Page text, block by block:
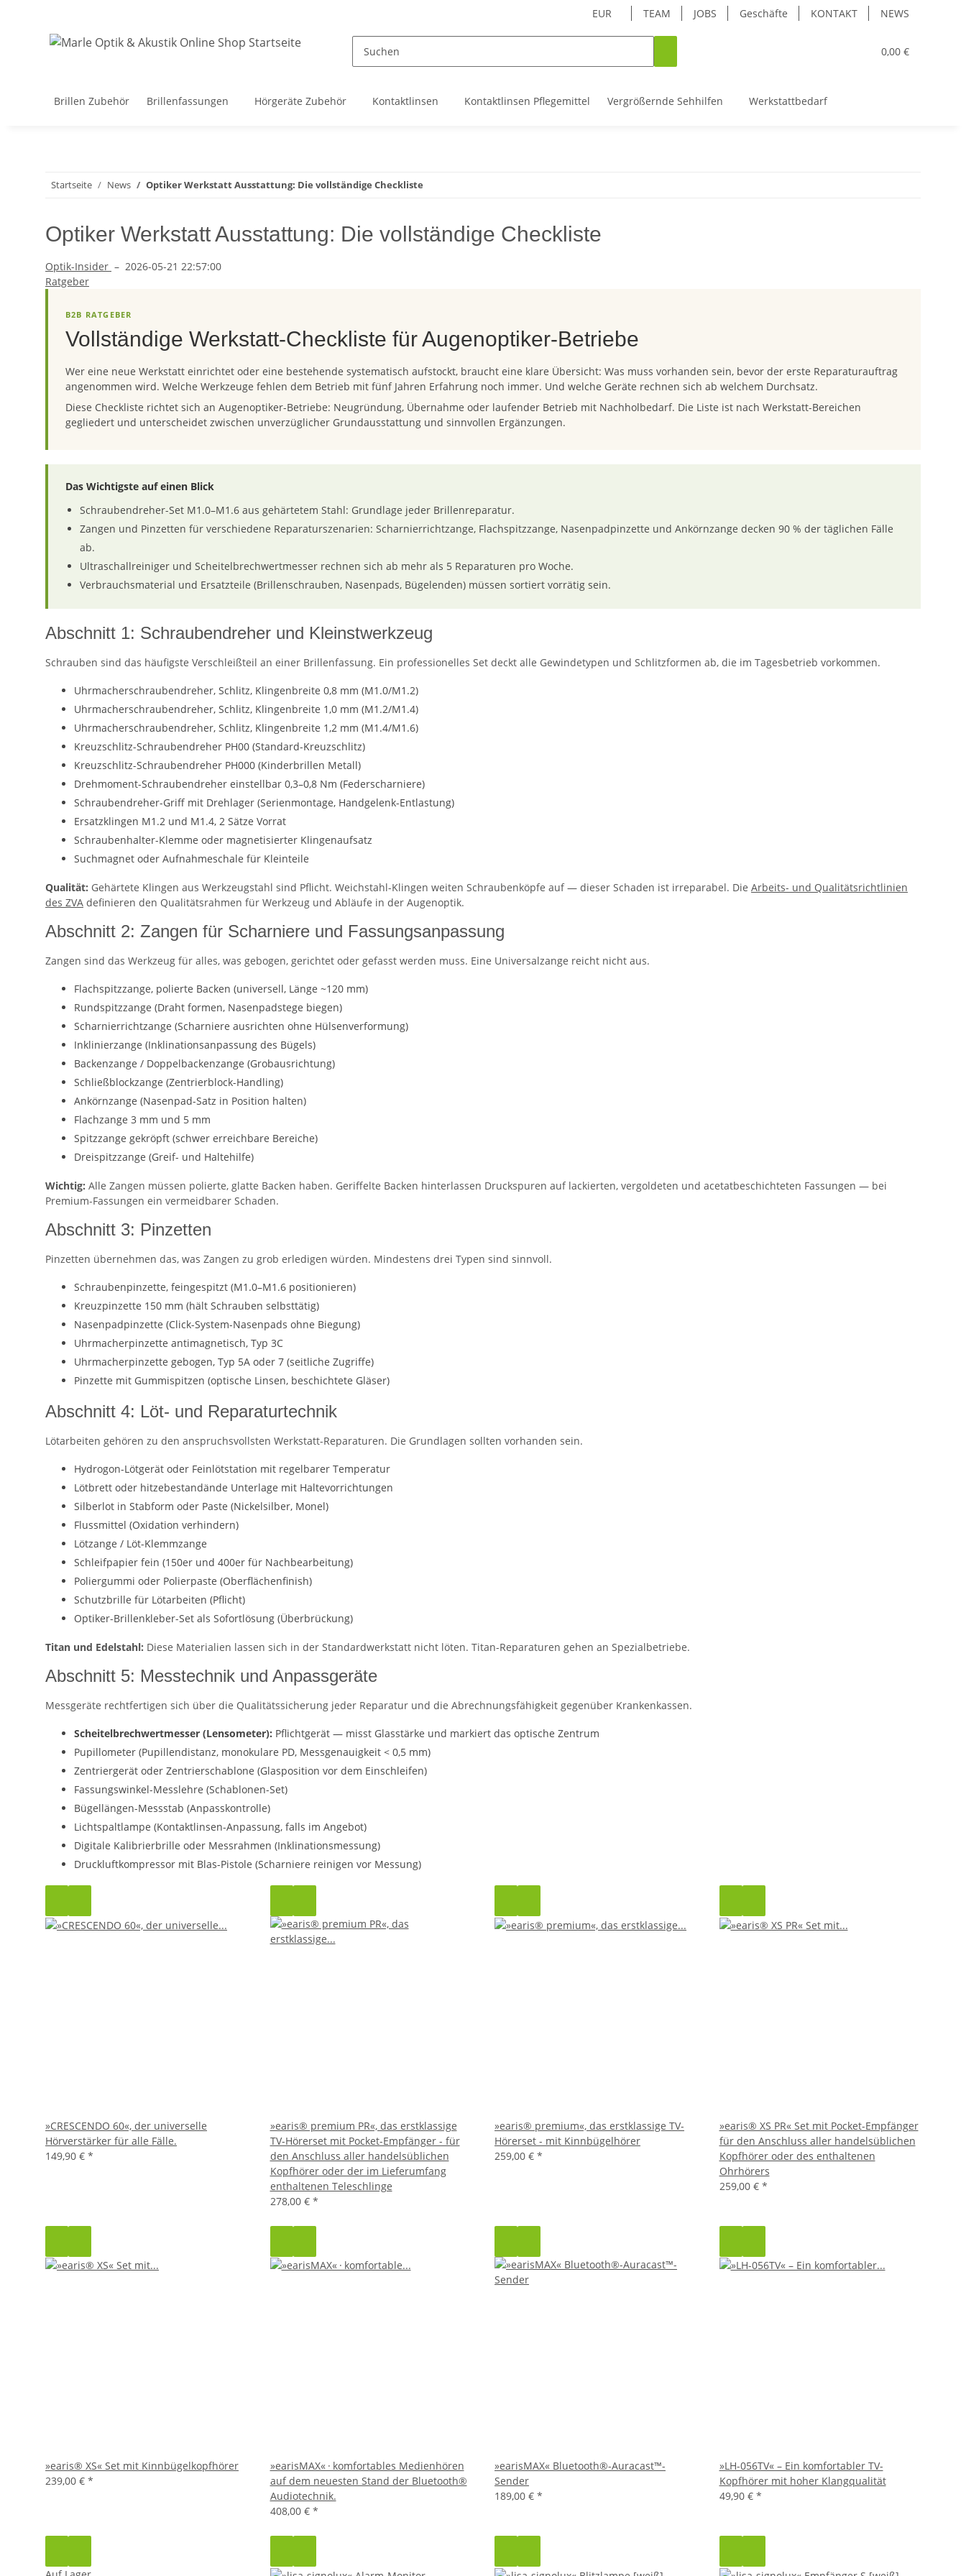
EUR TEAM JOBS Geschäfte KONTAKT NEWS
0,00 €
Brillen Zubehör Brillenfassungen Hörgeräte Zubehör Kontaktlinsen Kontaktlinsen Pflegemittel Vergrößernde Sehhilfen Werkstattbedarf
Startseite News Optiker Werkstatt Ausstattung: Die vollständige Checkliste
Optiker Werkstatt Ausstattung: Die vollständige Checkliste
Optik-Insider – 2026-05-21 22:57:00
Ratgeber
B2B RATGEBER
Vollständige Werkstatt-Checkliste für Augenoptiker-Betriebe
Wer eine neue Werkstatt einrichtet oder eine bestehende systematisch aufstockt, braucht eine klare Übersicht: Was muss vorhanden sein, bevor der erste Reparaturauftrag
angenommen wird. Welche Werkzeuge fehlen dem Betrieb mit fünf Jahren Erfahrung noch immer. Und welche Geräte rechnen sich ab welchem Durchsatz.
Diese Checkliste richtet sich an Augenoptiker-Betriebe: Neugründung, Übernahme oder laufender Betrieb mit Nachholbedarf. Die Liste ist nach Werkstatt-Bereichen
gegliedert und unterscheidet zwischen unverzüglicher Grundausstattung und sinnvollen Ergänzungen.
Das Wichtigste auf einen Blick
Schraubendreher-Set M1.0–M1.6 aus gehärtetem Stahl: Grundlage jeder Brillenreparatur.
Zangen und Pinzetten für verschiedene Reparaturszenarien: Scharnierrichtzange, Flachspitzzange, Nasenpadpinzette und Ankörnzange decken 90 % der täglichen Fälle
ab.
Ultraschallreiniger und Scheitelbrechwertmesser rechnen sich ab mehr als 5 Reparaturen pro Woche.
Verbrauchsmaterial und Ersatzteile (Brillenschrauben, Nasenpads, Bügelenden) müssen sortiert vorrätig sein.
Abschnitt 1: Schraubendreher und Kleinstwerkzeug
Schrauben sind das häufigste Verschleißteil an einer Brillenfassung. Ein professionelles Set deckt alle Gewindetypen und Schlitzformen ab, die im Tagesbetrieb vorkommen.
Uhrmacherschraubendreher, Schlitz, Klingenbreite 0,8 mm (M1.0/M1.2)
Uhrmacherschraubendreher, Schlitz, Klingenbreite 1,0 mm (M1.2/M1.4)
Uhrmacherschraubendreher, Schlitz, Klingenbreite 1,2 mm (M1.4/M1.6)
Kreuzschlitz-Schraubendreher PH00 (Standard-Kreuzschlitz)
Kreuzschlitz-Schraubendreher PH000 (Kinderbrillen Metall)
Drehmoment-Schraubendreher einstellbar 0,3–0,8 Nm (Federscharniere)
Schraubendreher-Griff mit Drehlager (Serienmontage, Handgelenk-Entlastung)
Ersatzklingen M1.2 und M1.4, 2 Sätze Vorrat
Schraubenhalter-Klemme oder magnetisierter Klingenaufsatz
Suchmagnet oder Aufnahmeschale für Kleinteile
Qualität: Gehärtete Klingen aus Werkzeugstahl sind Pflicht. Weichstahl-Klingen weiten Schraubenköpfe auf — dieser Schaden ist irreparabel. Die Arbeits- und Qualitätsrichtlinien
des ZVA definieren den Qualitätsrahmen für Werkzeug und Abläufe in der Augenoptik.
Abschnitt 2: Zangen für Scharniere und Fassungsanpassung
Zangen sind das Werkzeug für alles, was gebogen, gerichtet oder gefasst werden muss. Eine Universalzange reicht nicht aus.
Flachspitzzange, polierte Backen (universell, Länge ~120 mm)
Rundspitzzange (Draht formen, Nasenpadstege biegen)
Scharnierrichtzange (Scharniere ausrichten ohne Hülsenverformung)
Inklinierzange (Inklinationsanpassung des Bügels)
Backenzange / Doppelbackenzange (Grobausrichtung)
Schließblockzange (Zentrierblock-Handling)
Ankörnzange (Nasenpad-Satz in Position halten)
Flachzange 3 mm und 5 mm
Spitzzange gekröpft (schwer erreichbare Bereiche)
Dreispitzzange (Greif- und Haltehilfe)
Wichtig: Alle Zangen müssen polierte, glatte Backen haben. Geriffelte Backen hinterlassen Druckspuren auf lackierten, vergoldeten und acetatbeschichteten Fassungen — bei
Premium-Fassungen ein vermeidbarer Schaden.
Abschnitt 3: Pinzetten
Pinzetten übernehmen das, was Zangen zu grob erledigen würden. Mindestens drei Typen sind sinnvoll.
Schraubenpinzette, feingespitzt (M1.0–M1.6 positionieren)
Kreuzpinzette 150 mm (hält Schrauben selbsttätig)
Nasenpadpinzette (Click-System-Nasenpads ohne Biegung)
Uhrmacherpinzette antimagnetisch, Typ 3C
Uhrmacherpinzette gebogen, Typ 5A oder 7 (seitliche Zugriffe)
Pinzette mit Gummispitzen (optische Linsen, beschichtete Gläser)
Abschnitt 4: Löt- und Reparaturtechnik
Lötarbeiten gehören zu den anspruchsvollsten Werkstatt-Reparaturen. Die Grundlagen sollten vorhanden sein.
Hydrogon-Lötgerät oder Feinlötstation mit regelbarer Temperatur
Lötbrett oder hitzebestandände Unterlage mit Haltevorrichtungen
Silberlot in Stabform oder Paste (Nickelsilber, Monel)
Flussmittel (Oxidation verhindern)
Lötzange / Löt-Klemmzange
Schleifpapier fein (150er und 400er für Nachbearbeitung)
Poliergummi oder Polierpaste (Oberflächenfinish)
Schutzbrille für Lötarbeiten (Pflicht)
Optiker-Brillenkleber-Set als Sofortlösung (Überbrückung)
Titan und Edelstahl: Diese Materialien lassen sich in der Standardwerkstatt nicht löten. Titan-Reparaturen gehen an Spezialbetriebe.
Abschnitt 5: Messtechnik und Anpassgeräte
Messgeräte rechtfertigen sich über die Qualitätssicherung jeder Reparatur und die Abrechnungsfähigkeit gegenüber Krankenkassen.
Scheitelbrechwertmesser (Lensometer): Pflichtgerät — misst Glasstärke und markiert das optische Zentrum
Pupillometer (Pupillendistanz, monokulare PD, Messgenauigkeit < 0,5 mm)
Zentriergerät oder Zentrierschablone (Glasposition vor dem Einschleifen)
Fassungswinkel-Messlehre (Schablonen-Set)
Bügellängen-Messstab (Anpasskontrolle)
Lichtspaltlampe (Kontaktlinsen-Anpassung, falls im Angebot)
Digitale Kalibrierbrille oder Messrahmen (Inklinationsmessung)
Druckluftkompressor mit Blas-Pistole (Scharniere reinigen vor Messung)
»CRESCENDO 60«, der universelle
Hörverstärker für alle Fälle.
149,90 € *
»earis® premium PR«, das erstklassige
TV-Hörerset mit Pocket-Empfänger - für
den Anschluss aller handelsüblichen
Kopfhörer oder der im Lieferumfang
enthaltenen Teleschlinge
278,00 € *
»earis® premium«, das erstklassige TV-
Hörerset - mit Kinnbügelhörer
259,00 € *
»earis® XS PR« Set mit Pocket-Empfänger
für den Anschluss aller handelsüblichen
Kopfhörer oder des enthaltenen
Ohrhörers
259,00 € *
»earis® XS« Set mit Kinnbügelkopfhörer
239,00 € *
»earisMAX« · komfortables Medienhören
auf dem neuesten Stand der Bluetooth®
Audiotechnik.
408,00 € *
»earisMAX« Bluetooth®-Auracast™-
Sender
189,00 € *
»LH-056TV« – Ein komfortabler TV-
Kopfhörer mit hoher Klangqualität
49,90 € *